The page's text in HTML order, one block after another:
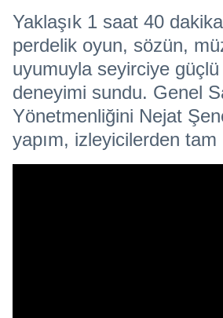
Yaklaşık 1 saat 40
perdelik oyun, sözün,
uyumuyla seyirciye
deneyimi sundu. Genel
Yönetmenliğini Nejat
yapım, izleyicilerden tam